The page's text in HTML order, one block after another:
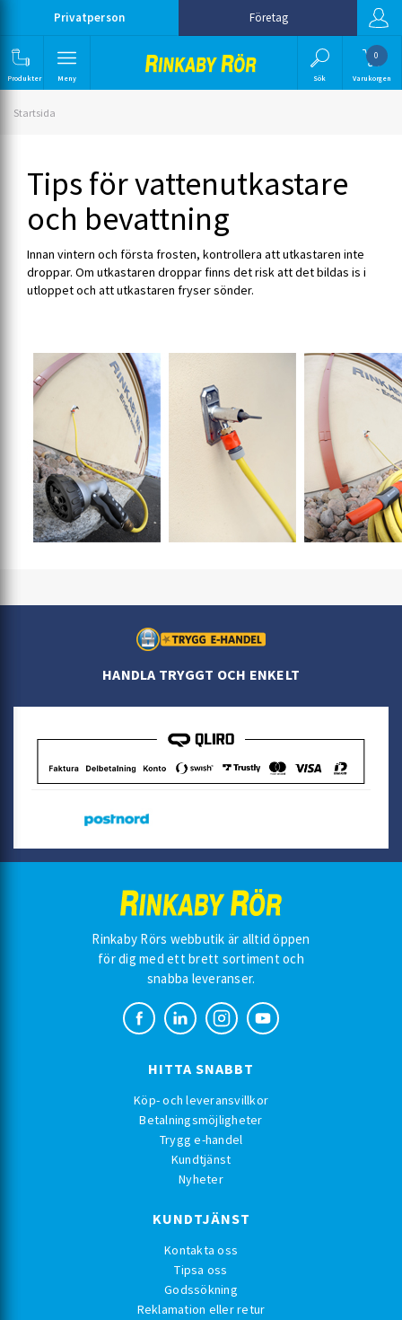
Privatperson Företag
Produkter Meny Sök
0
Varukorgen
Startsida
Tips för vattenutkastare
och bevattning
Innan vintern och första frosten, kontrollera att utkastaren inte
droppar. Om utkastaren droppar finns det risk att det bildas is i
utloppet och att utkastaren fryser sönder.
HANDLA TRYGGT OCH ENKELT
Rinkaby Rörs webbutik är alltid öppen
för dig med ett brett sortiment och
snabba leveranser.
HITTA SNABBT
Köp- och leveransvillkor
Betalningsmöjligheter
Trygg e-handel
Kundtjänst
Nyheter
KUNDTJÄNST
Kontakta oss
Tipsa oss
Godssökning
Reklamation eller retur